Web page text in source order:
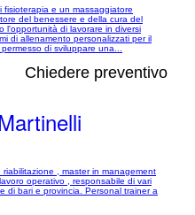
e un massaggiatore
del benessere e della cura del
l'opportunità di lavorare in diversi
di allenamento personalizzati per il
di sviluppare una...
Chiedere preventivo
, master in management
operativo , responsabile di vari
di bari e provincia. Personal trainer a